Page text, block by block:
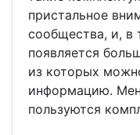
пристальное
сообщества, и, в
появляется
из которых
информацию.
пользуются